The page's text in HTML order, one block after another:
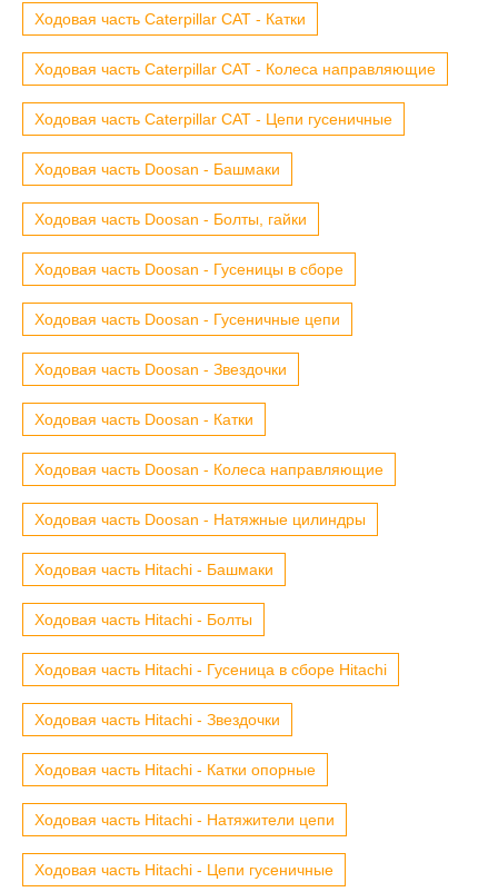
Ходовая часть Caterpillar CAT - Катки
Ходовая часть Caterpillar CAT - Колеса направляющие
Ходовая часть Caterpillar CAT - Цепи гусеничные
Ходовая часть Doosan - Башмаки
Ходовая часть Doosan - Болты, гайки
Ходовая часть Doosan - Гусеницы в сборе
Ходовая часть Doosan - Гусеничные цепи
Ходовая часть Doosan - Звездочки
Ходовая часть Doosan - Катки
Ходовая часть Doosan - Колеса направляющие
Ходовая часть Doosan - Натяжные цилиндры
Ходовая часть Hitachi - Башмаки
Ходовая часть Hitachi - Болты
Ходовая часть Hitachi - Гусеница в сборе Hitachi
Ходовая часть Hitachi - Звездочки
Ходовая часть Hitachi - Катки опорные
Ходовая часть Hitachi - Натяжители цепи
Ходовая часть Hitachi - Цепи гусеничные